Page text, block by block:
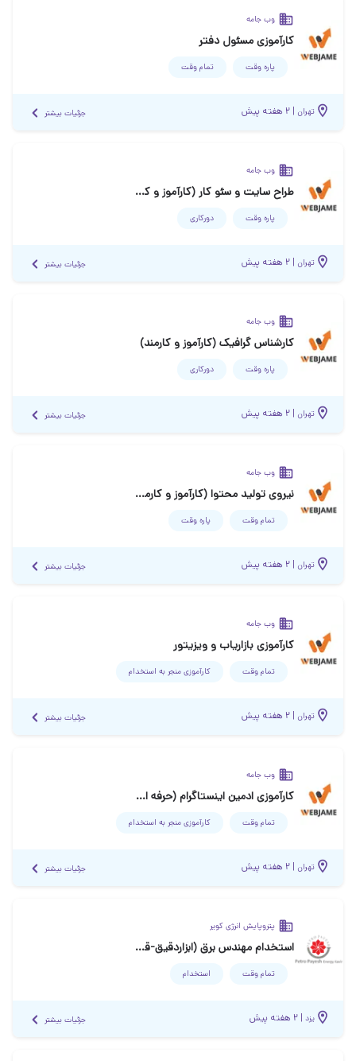
وب جامه
کارآموزی مسئول دفتر
پاره وقت تمام وقت
تهران | ۲ هفته پیش جزئیات بیشتر
وب جامه
طراح سایت و سئو کار (کارآموز و کارمند)
پاره وقت دورکاری
تهران | ۲ هفته پیش جزئیات بیشتر
وب جامه
کارشناس گرافیک (کارآموز و کارمند)
پاره وقت دورکاری
تهران | ۲ هفته پیش جزئیات بیشتر
وب جامه
نیروی تولید محتوا (کارآموز و کارمند)
تمام وقت پاره وقت
تهران | ۲ هفته پیش جزئیات بیشتر
وب جامه
کارآموزی بازاریاب و ویزیتور
تمام وقت کارآموزی منجر ‌به استخدام
تهران | ۲ هفته پیش جزئیات بیشتر
وب جامه
کارآموزی ادمین اینستاگرام (حرفه ای و مبتدی با آموزش)
تمام وقت کارآموزی منجر ‌به استخدام
تهران | ۲ هفته پیش جزئیات بیشتر
پتروپایش انرژی کویر
استخدام مهندس برق (ابزاردقیق-قدرت-کنترل)
تمام وقت استخدام
یزد | ۲ هفته پیش جزئیات بیشتر